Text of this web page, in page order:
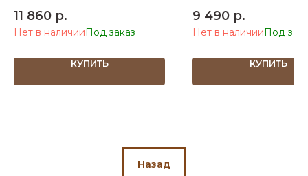
11 860 р.
Нет в наличии
КУПИТЬ
ШхД
9 490 р.
Нет в наличии
КУПИТЬ
Назад